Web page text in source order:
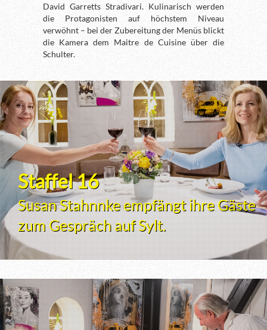
David Garretts Stradivari. Kulinarisch werden
die Protagonisten auf höchstem Niveau
verwöhnt – bei der Zubereitung der Menüs blickt
die Kamera dem Maitre de Cuisine über die
Schulter.
Staffel 16
Susan Stahnnke empfängt ihre Gäste
zum Gespräch auf Sylt.